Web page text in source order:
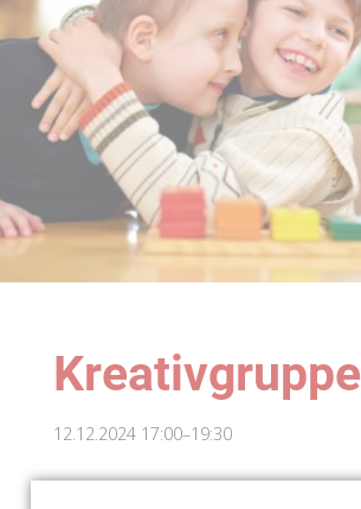
Kreativgruppe
12.12.2024 17:00–19:30